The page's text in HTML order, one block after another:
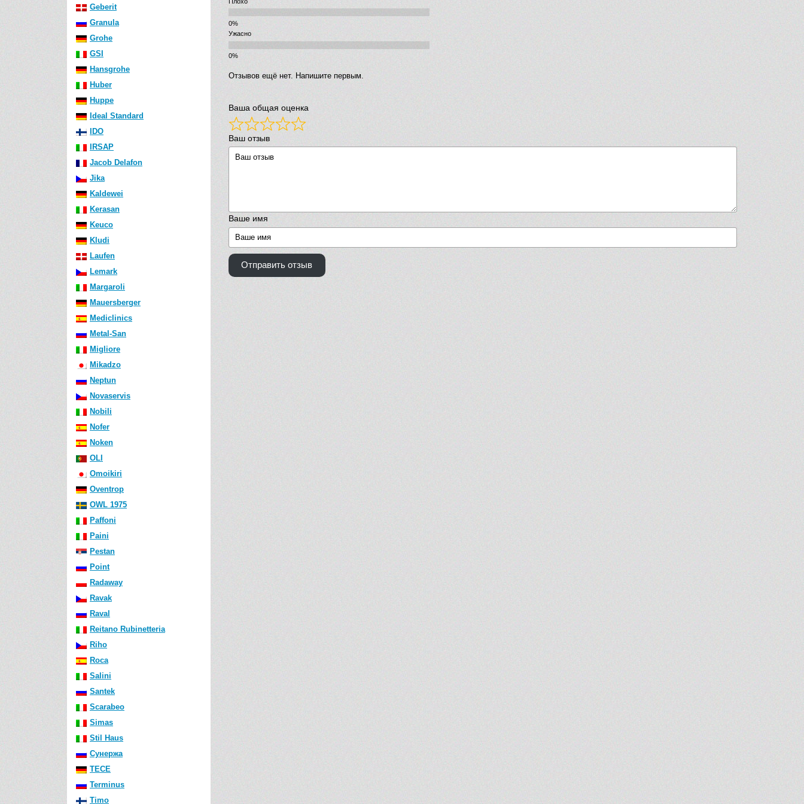
Geberit
Granula
Grohe
GSI
Hansgrohe
Huber
Huppe
Ideal Standard
IDO
IRSAP
Jacob Delafon
Jika
Kaldewei
Kerasan
Keuco
Kludi
Laufen
Lemark
Margaroli
Mauersberger
Mediclinics
Metal-San
Migliore
Mikadzo
Neptun
Novaservis
Nobili
Nofer
Noken
OLI
Omoikiri
Oventrop
OWL 1975
Paffoni
Paini
Pestan
Point
Radaway
Ravak
Raval
Reitano Rubinetteria
Riho
Roca
Salini
Santek
Scarabeo
Simas
Stil Haus
Сунержа
TECE
Terminus
Timo
Ужасно
Отзывов ещё нет. Напишите первым.
Ваша общая оценка
Ваш отзыв
Ваше имя
Отправить отзыв